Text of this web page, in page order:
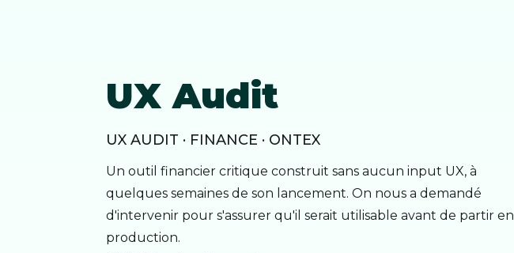
UX Audit
UX AUDIT · FINANCE · ONTEX
Un outil financier critique construit sans aucun input UX, à
quelques semaines de son lancement. On nous a demandé
d'intervenir pour s'assurer qu'il serait utilisable avant de partir en
production.